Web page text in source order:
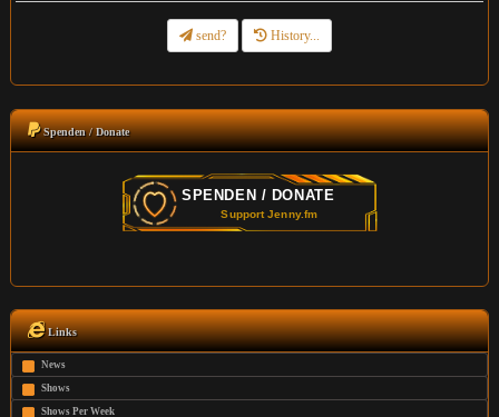
send? History...
Spenden / Donate
Links
News
Shows
Shows Per Week